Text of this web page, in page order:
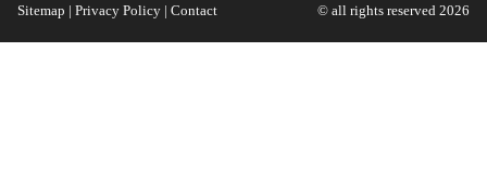
Sitemap | Privacy Policy | Contact © all rights reserved 2026